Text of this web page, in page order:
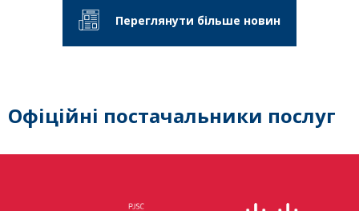
Переглянути більше новин
Офіційні постачальники послуг